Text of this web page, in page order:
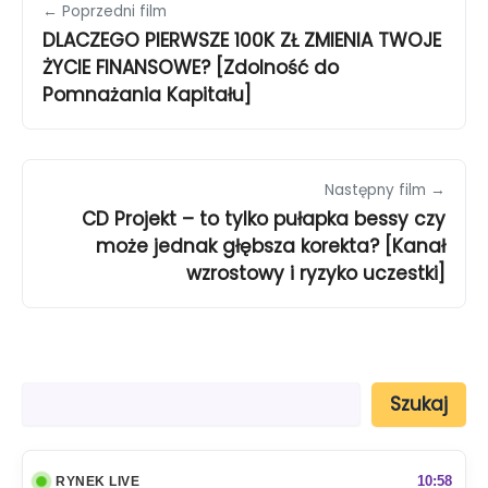
← Poprzedni film
DLACZEGO PIERWSZE 100K ZŁ ZMIENIA TWOJE
ŻYCIE FINANSOWE? [Zdolność do
Pomnażania Kapitału]
Następny film →
CD Projekt – to tylko pułapka bessy czy
może jednak głębsza korekta? [Kanał
wzrostowy i ryzyko uczestki]
Szukaj
RYNEK LIVE 10:58